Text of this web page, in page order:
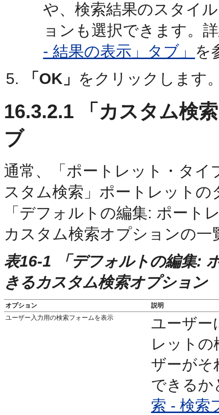
や、検索結果のスタイ
ョンも選択できます。
- 結果の表示」タブ」 を
「OK」 をクリックします
16.3.2.1 「カスタム検
ブ
通常、
「ポートレット・タ
スタム検索」ポートレット
「デフォルトの編集: ポート
カスタム検索オプションの
表16-1 「デフォルトの編集:
きるカスタム検索オプション
オプション
説明
ユーザー入力用の検索フォームを表示
ユーザー
レットの
ザーがそ
できるか
索 - 検索